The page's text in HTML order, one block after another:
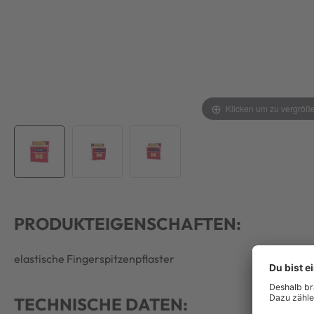
Klicken um zu
PRODUKTEIGENSCHAFTEN:
elastische Fingerspitzenpflaster
TECHNISCHE DATEN: